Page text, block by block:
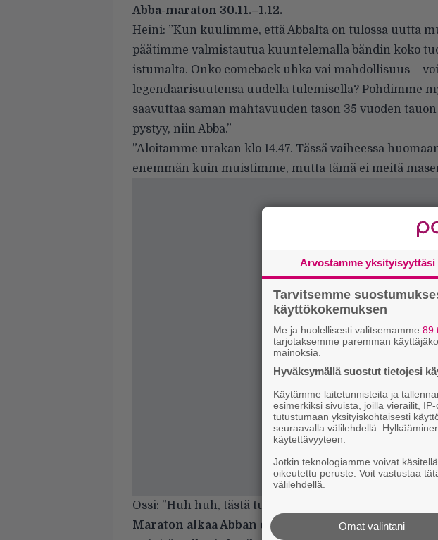
Abba-maraton 30.11.–1.12.
Heini: ”Kun kuulimme, että Abbalta on tulossa uutta
päätimme valmistautua kuuntelemalla bändin koko
istumalta. Onko comeback uhka vai mahdollisuus –
legendaarisuutensa uudella tulemisella? Pohdimme
saavuttaa saman mahtavuuden tason 35 vuoden
pystyy, niin Abba.”
”Aloitamme urakan klo 14.47. Tässä vaiheessa
enemmän kuin muistimme, mutta tämä ei meitä
Ossi: ”Huh huh, tästä tulee eeppistä.”
Maraton alkaa Abban esikoislevyllä Ring Ring
Arvostamme yksityisyyttäsi
Tarvitsemme
käyttökokemuksen
Me ja huolellisesti valitsemamme 89
tarjotaksemme paremman
mainoksia.
Hyväksymällä suostut tietojesi
Käytämme laitetunnisteita ja
esimerkiksi sivuista, joilla vierailit,
tutustumaan yksityiskohtaisesti
seuraavalla välilehdellä.
käytettävyyteen.
Jotkin teknologiamme voivat
oikeutettu peruste. Voit vastustaa
välilehdellä.
Omat valintani